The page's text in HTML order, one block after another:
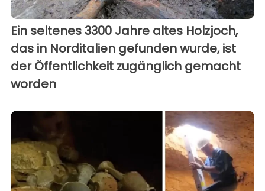
Ein seltenes 3300 Jahre altes Holzjoch,
das in Norditalien gefunden wurde, ist
der Öffentlichkeit zugänglich gemacht
worden